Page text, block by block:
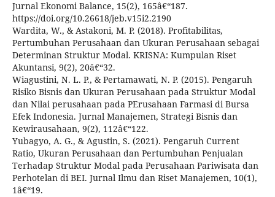
Jurnal Ekonomi Balance, 15(2), 165â€“187.
https://doi.org/10.26618/jeb.v15i2.2190
Wardita, W., & Astakoni, M. P. (2018). Profitabilitas,
Pertumbuhan Perusahaan dan Ukuran Perusahaan sebagai
Determinan Struktur Modal. KRISNA: Kumpulan Riset
Akuntansi, 9(2), 20â€“32.
Wiagustini, N. L. P., & Pertamawati, N. P. (2015). Pengaruh
Risiko Bisnis dan Ukuran Perusahaan pada Struktur Modal
dan Nilai perusahaan pada PErusahaan Farmasi di Bursa
Efek Indonesia. Jurnal Manajemen, Strategi Bisnis dan
Kewirausahaan, 9(2), 112â€“122.
Yubagyo, A. G., & Agustin, S. (2021). Pengaruh Current
Ratio, Ukuran Perusahaan dan Pertumbuhan Penjualan
Terhadap Struktur Modal pada Perusahaan Pariwisata dan
Perhotelan di BEI. Jurnal Ilmu dan Riset Manajemen, 10(1),
1â€“19.